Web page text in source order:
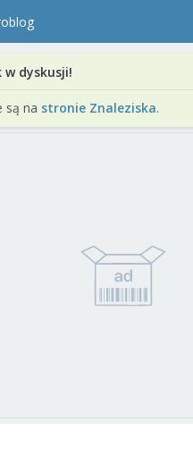
w dyskusji!
są na stronie Znaleziska.